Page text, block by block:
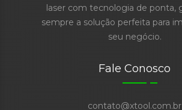
laser com tecnologia de ponta,
sempre a solução perfeita para
seu negócio.
Fale Conosco
contato@xtool.com.br